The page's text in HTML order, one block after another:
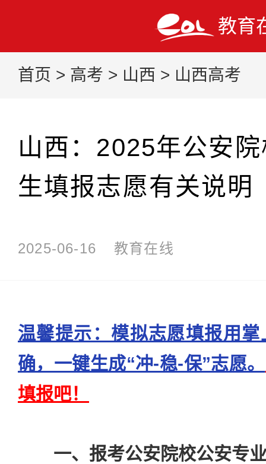
教育
首页 > 高考 > 山西 > 山西高考
山西：2025年公安
生填报志愿有关说明
2025-06-16 教育在线
温馨提示：模拟志愿填报用
确，一键生成“冲-稳-保”志愿。
填报吧！
一、报考公安院校公安专